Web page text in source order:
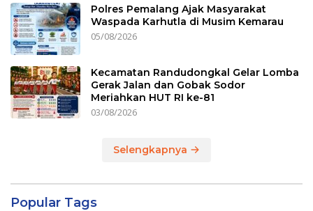
Polres Pemalang Ajak Masyarakat
Waspada Karhutla di Musim Kemarau
05/08/2026
Kecamatan Randudongkal Gelar Lomba
Gerak Jalan dan Gobak Sodor
Meriahkan HUT RI ke-81
03/08/2026
Selengkapnya
Popular Tags